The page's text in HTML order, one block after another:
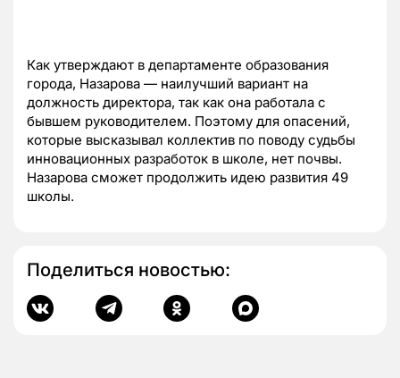
Как утверждают в департаменте образования
города, Назарова — наилучший вариант на
должность директора, так как она работала с
бывшем руководителем. Поэтому для опасений,
которые высказывал коллектив по поводу судьбы
инновационных разработок в школе, нет почвы.
Назарова сможет продолжить идею развития 49
школы.
Поделиться новостью: